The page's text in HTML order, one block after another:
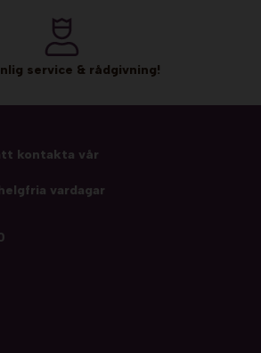
service & rådgivning!
kontakta vår
vardagar